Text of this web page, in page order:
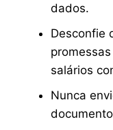
dados.
Desconfie
salários
Nunca